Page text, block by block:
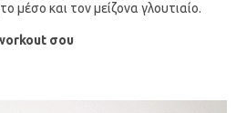
μέσο και τον μείζονα γλουτιαίο.
σου